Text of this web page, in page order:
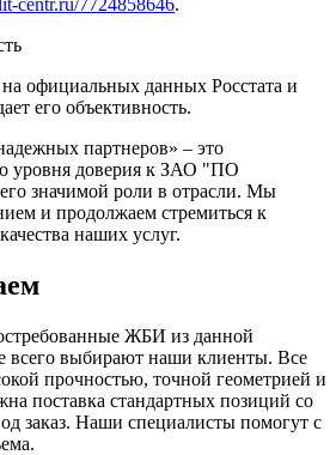
официальных данных Росстата и
его объективность.
партнеров» – это
уровня доверия к ЗАО "ПО
значимой роли в отрасли. Мы
и продолжаем стремиться к
наших услуг.
ЖБИ из данной
всего выбирают наши клиенты. Все
прочностью, точной геометрией и
поставка стандартных позиций со
заказ. Наши специалисты помогут с